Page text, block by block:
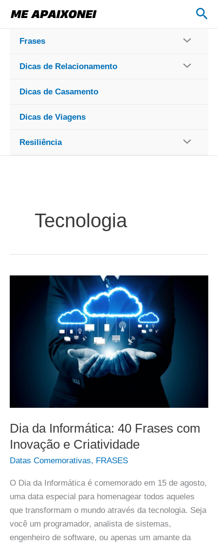
para
conteúdo
Frases
Dicas de Relacionamento
Dicas de Casamento
Dicas de Viagens
Resiliência
Tecnologia
Dia da Informática: 40 Frases com
Inovação e Criatividade
Datas Comemorativas, FRASES
O Dia da Informática é comemorado em 15 de agosto,
uma data especial para homenagear todos aqueles
que transformam o mundo através da tecnologia. Seja
você um programador, analista de sistemas,
engenheiro de software, ou apenas um amante da